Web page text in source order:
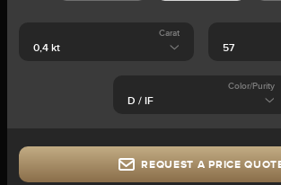
Carat
Color/Purity
REQUEST A PRICE